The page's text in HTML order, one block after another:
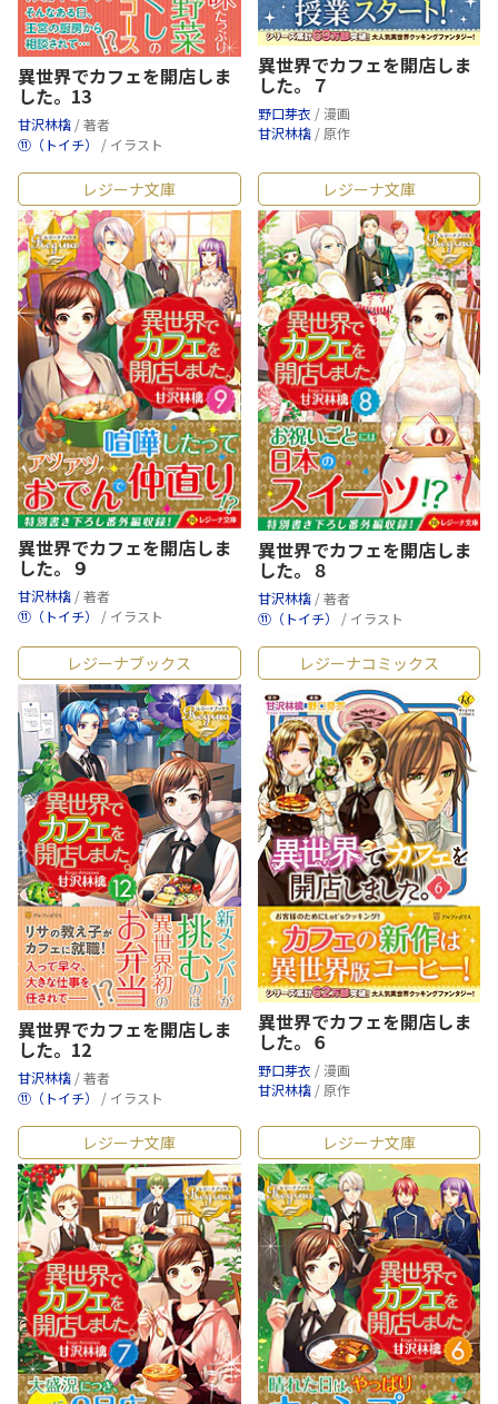
異世界でカフェを開店しま
した。13
甘沢林檎 / 著者
⑪（トイチ） / イラスト
異世界でカフェを開店しま
した。７
野口芽衣 / 漫画
甘沢林檎 / 原作
レジーナ文庫
異世界でカフェを開店しま
した。９
甘沢林檎 / 著者
⑪（トイチ） / イラスト
レジーナ文庫
異世界でカフェを開店しま
した。８
甘沢林檎 / 著者
⑪（トイチ） / イラスト
レジーナブックス
異世界でカフェを開店しま
した。12
甘沢林檎 / 著者
⑪（トイチ） / イラスト
レジーナコミックス
異世界でカフェを開店しま
した。６
野口芽衣 / 漫画
甘沢林檎 / 原作
レジーナ文庫 レジーナ文庫